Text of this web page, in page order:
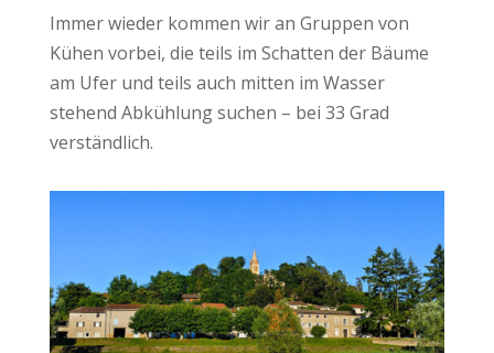
Immer wieder kommen wir an Gruppen von
Kühen vorbei, die teils im Schatten der Bäume
am Ufer und teils auch mitten im Wasser
stehend Abkühlung suchen – bei 33 Grad
verständlich.